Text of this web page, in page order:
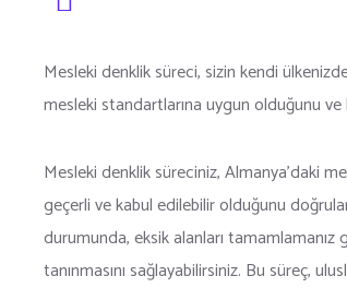
Mesleki denklik süreci, sizin kendi
mesleki standartlarına uygun olduğunu
Mesleki denklik süreciniz, Almanya’daki
geçerli ve kabul edilebilir olduğunu
durumunda, eksik alanları
tanınmasını sağlayabilirsiniz. Bu süreç,